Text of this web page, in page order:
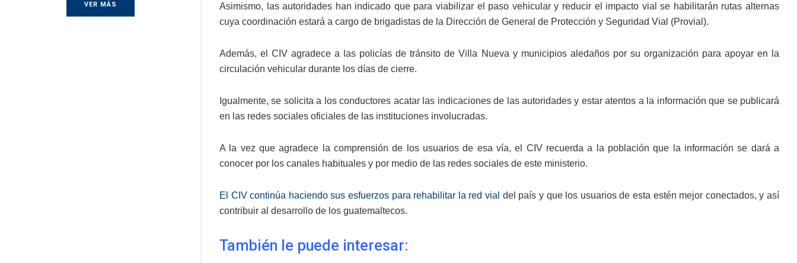
VER MÁS
Asimismo, las autoridades han indicado que para viabilizar el paso vehicular y reducir el impacto vial se habilitarán rutas alternas
cuya coordinación estará a cargo de brigadistas de la Dirección de General de Protección y Seguridad Vial (Provial).
Además, el CIV agradece a las policías de tránsito de Villa Nueva y municipios aledaños por su organización para apoyar en la
circulación vehicular durante los días de cierre.
Igualmente, se solicita a los conductores acatar las indicaciones de las autoridades y estar atentos a la información que se publicará
en las redes sociales oficiales de las instituciones involucradas.
A la vez que agradece la comprensión de los usuarios de esa vía, el CIV recuerda a la población que la información se dará a
conocer por los canales habituales y por medio de las redes sociales de este ministerio.
El CIV continúa haciendo sus esfuerzos para rehabilitar la red vial del país y que los usuarios de esta estén mejor conectados, y así
contribuir al desarrollo de los guatemaltecos.
También le puede interesar: